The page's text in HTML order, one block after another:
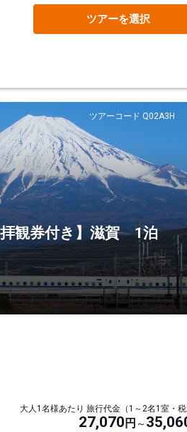
ツアーを選択
ツアーコード Q02A3H
拝観券付き】滋賀 1泊
大人1名様あたり 旅行代金（1～2名1室・税
27,070 円